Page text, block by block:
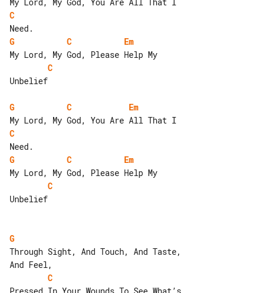
C
G
C
Em
C
Unbelief
G C
Em
C
G
C
Em
C
Unbelief
G
Through Sight, And Touch, And Taste,
C